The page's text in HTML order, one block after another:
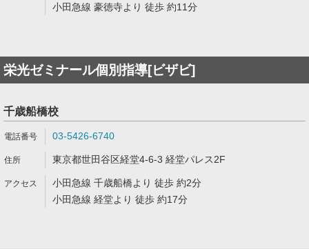
小田急線 豪徳寺より 徒歩 約11分
栄光ゼミナール個別指導[ビザビ]
千歳船橋校
03-5426-6740
東京都世田谷区経堂4-6-3 経堂パレス2F
小田急線 千歳船橋より 徒歩 約2分
小田急線 経堂より 徒歩 約17分